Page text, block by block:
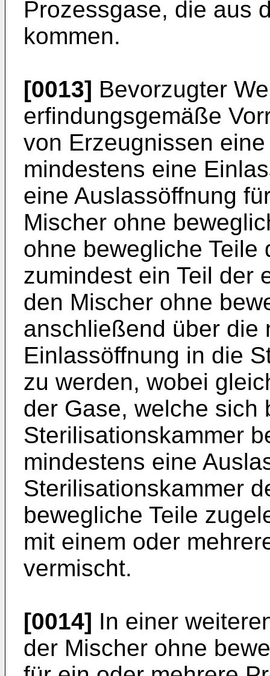
Prozessgase, die aus
kommen.
[0013] Bevorzugter
erfindungsgemäße
von Erzeugnissen
mindestens eine
eine Auslassöffnung
Mischer ohne
ohne bewegliche
zumindest ein Teil der
den Mischer ohne
anschließend über die
Einlassöffnung in die
zu werden, wobei
der Gase, welche sich
Sterilisationskammer
mindestens eine
Sterilisationskammer
bewegliche Teile
mit einem oder
vermischt.
[0014] In einer
der Mischer ohne